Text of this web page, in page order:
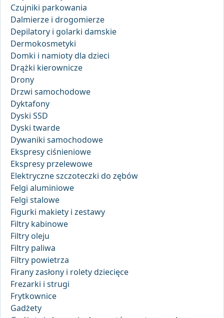
Czujniki parkowania
Dalmierze i drogomierze
Depilatory i golarki damskie
Dermokosmetyki
Domki i namioty dla dzieci
Drążki kierownicze
Drony
Drzwi samochodowe
Dyktafony
Dyski SSD
Dyski twarde
Dywaniki samochodowe
Ekspresy ciśnieniowe
Ekspresy przelewowe
Elektryczne szczoteczki do zębów
Felgi aluminiowe
Felgi stalowe
Figurki makiety i zestawy
Filtry kabinowe
Filtry oleju
Filtry paliwa
Filtry powietrza
Firany zasłony i rolety dziecięce
Frezarki i strugi
Frytkownice
Gadżety